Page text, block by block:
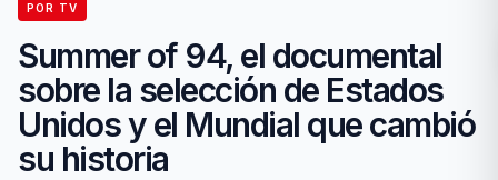
POR TV
Summer of 94, el documental
sobre la selección de Estados
Unidos y el Mundial que cambió
su historia